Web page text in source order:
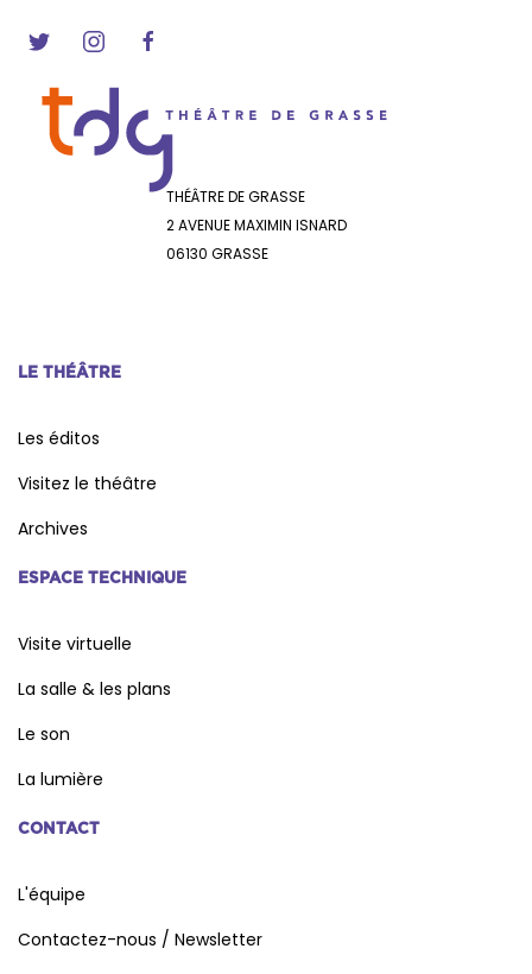
THÉÂTRE DE GRASSE
2 AVENUE MAXIMIN ISNARD
06130 GRASSE
LE THÉÂTRE
Les éditos
Visitez le théâtre
Archives
ESPACE TECHNIQUE
Visite virtuelle
La salle & les plans
Le son
La lumière
CONTACT
L'équipe
Contactez-nous / Newsletter